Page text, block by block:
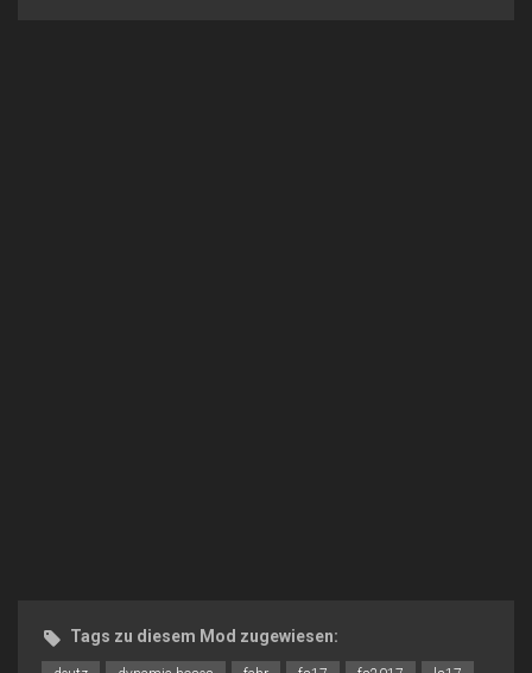
Tags zu diesem Mod zugewiesen: